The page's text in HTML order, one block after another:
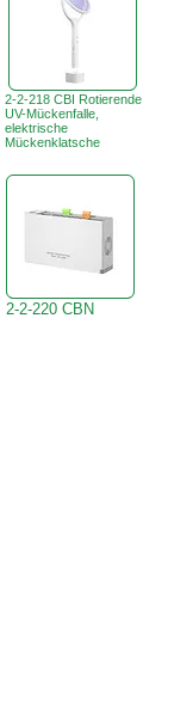
2-2-218 CBI Rotierende
UV-Mückenfalle,
elektrische
Mückenklatsche
2-2-220 CBN